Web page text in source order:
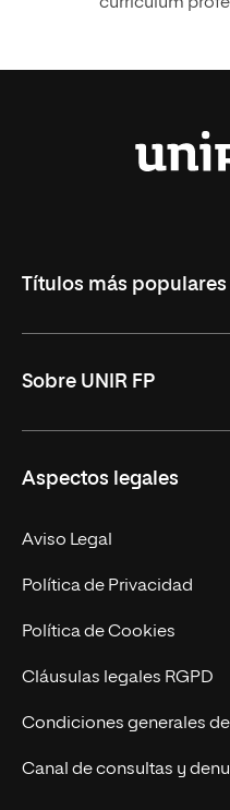
Títulos más populares
DAM Online
DAW Online
Administración y Finanzas
Marketing y Publicidad
Sobre UNIR FP
Revista UNIR FP
Grados superiores
Becas para Formación
Aspectos legales
Aviso Legal
Política de Privacidad
Política de Cookies
Cláusulas legales RGPD
Condiciones generales
Canal de consultas y